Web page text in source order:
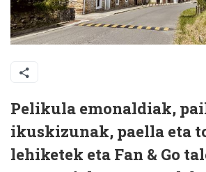
Pelikula emonaldiak,
ikuskizunak, paella eta
lehiketek eta Fan & Go